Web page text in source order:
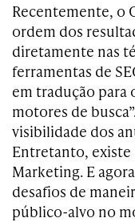
Recentemente, o
ordem dos
diretamente nas
ferramentas de
em tradução para
motores de
visibilidade dos
Entretanto, existe
Marketing. E
desafios de
público-alvo no